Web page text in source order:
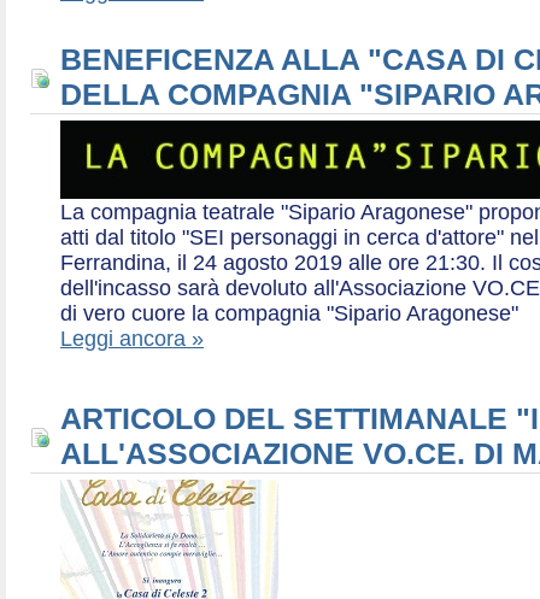
BENEFICENZA ALLA "CASA DI
DELLA COMPAGNIA "SIPARIO
La compagnia teatrale "Sipario Aragonese"
atti dal titolo "SEI personaggi in cerca d'attore"
Ferrandina, il 24 agosto 2019 alle ore 21:30. Il
dell'incasso sarà devoluto all'Associazione
di vero cuore la compagnia "Sipario Aragonese"
Leggi ancora »
ARTICOLO DEL SETTIMANALE
ALL'ASSOCIAZIONE VO.CE. DI